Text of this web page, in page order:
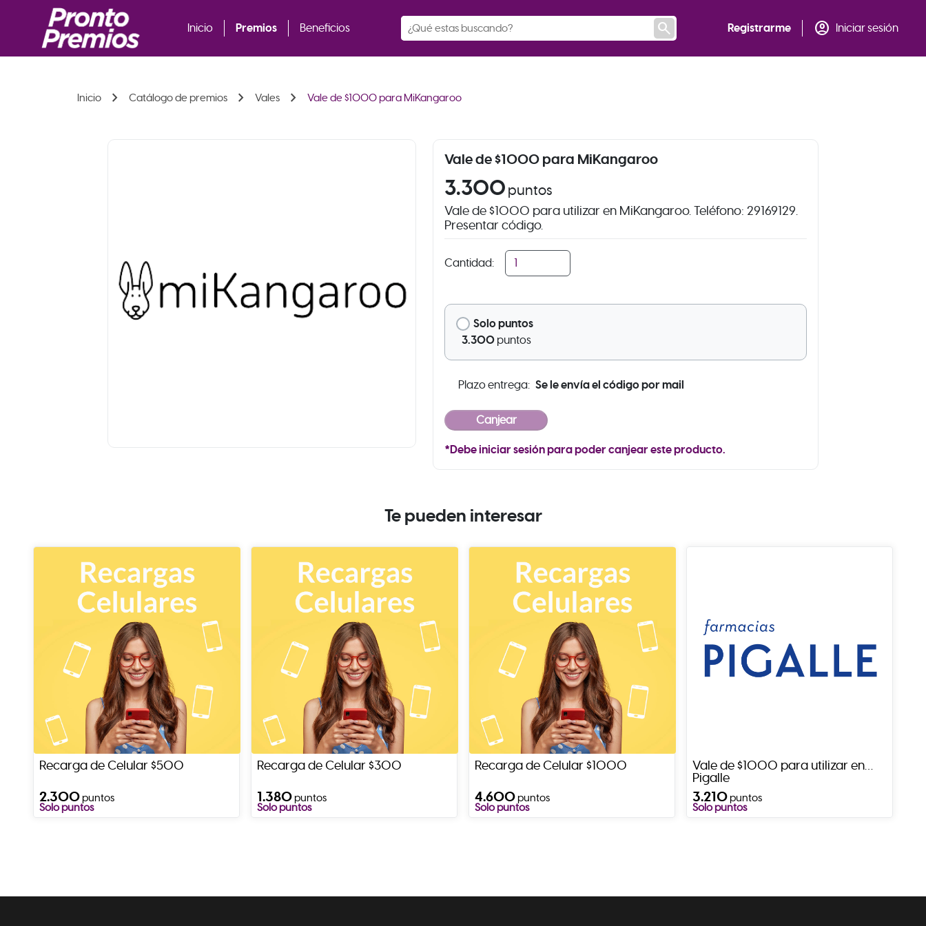
Inicio Premios Beneficios search Registrarme account_circle Iniciar sesión
Inicio chevron_right Catálogo de premios chevron_right Vales chevron_right Vale de $1000 para MiKangaroo
Vale de $1000 para MiKangaroo
3.300 puntos
Vale de $1000 para utilizar en MiKangaroo. Teléfono: 29169129.
Presentar código.
Cantidad:
Solo puntos
3.300 puntos
Plazo entrega: Se le envía el código por mail
*Debe iniciar sesión para poder canjear este producto.
Te pueden interesar
Recarga de Celular $500
2.300puntos
Solo puntos
Recarga de Celular $300
1.380puntos
Solo puntos
Recarga de Celular $1000
4.600puntos
Solo puntos
Vale de $1000 para utilizar en
Pigalle
3.210puntos
Solo puntos